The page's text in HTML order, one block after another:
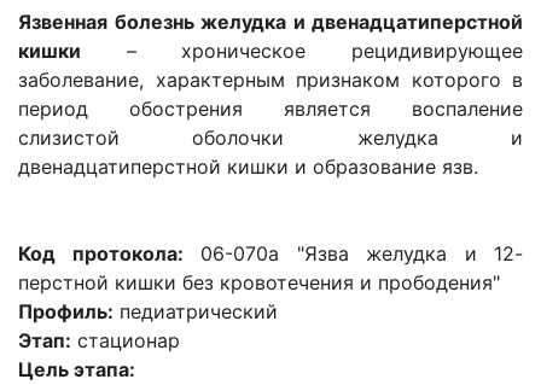
Язвенная болезнь желудка и двенадцатиперстной
кишки – хроническое рецидивирующее
заболевание, характерным признаком которого в
период обострения является воспаление
слизистой оболочки желудка и
двенадцатиперстной кишки и образование язв.
Код протокола: 06-070а "Язва желудка и 12-
перстной кишки без кровотечения и прободения"
Профиль: педиатрический
Этап: стационар
Цель этапа: